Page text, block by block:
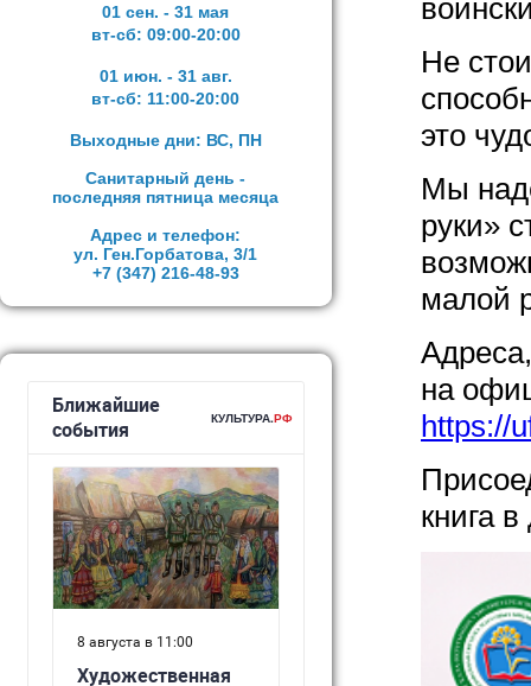
01 сен. - 31 мая
вт-сб: 09:00-20:00
01 июн. - 31 авг.
вт-сб: 11:00-20:00
Выходные дни: ВС, ПН
Санитарный день -
последняя пятница месяца
Адрес и телефон:
ул. Ген.Горбатова, 3/1
+7 (347) 216-48-93
Не
это
Мы
руки»
малой
на
https://
книга